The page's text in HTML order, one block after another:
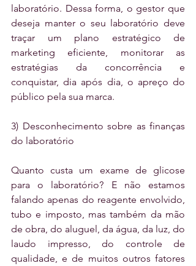
laboratório. Dessa forma, o gestor que
deseja manter o seu laboratório deve
traçar um plano estratégico de
marketing eficiente, monitorar as
estratégias da concorrência e
conquistar, dia após dia, o apreço do
público pela sua marca.
3) Desconhecimento sobre as finanças
do laboratório
Quanto custa um exame de glicose
para o laboratório? E não estamos
falando apenas do reagente envolvido,
tubo e imposto, mas também da mão
de obra, do aluguel, da água, da luz, do
laudo impresso, do controle de
qualidade, e de muitos outros fatores